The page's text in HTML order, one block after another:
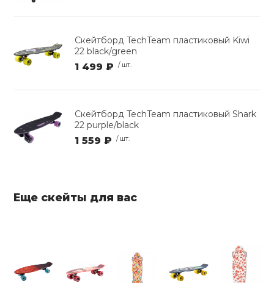
Скейтборд TechTeam пластиковый Kiwi
22 black/green
1 499 ₽ / шт.
Скейтборд TechTeam пластиковый Shark
22 purple/black
1 559 ₽ / шт.
Еще скейты для вас